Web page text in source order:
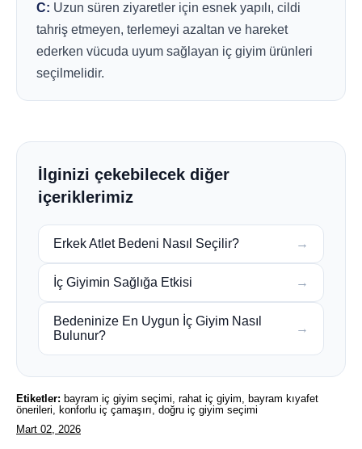
C: Uzun süren ziyaretler için esnek yapılı, cildi
tahriş etmeyen, terlemeyi azaltan ve hareket
ederken vücuda uyum sağlayan iç giyim ürünleri
seçilmelidir.
İlginizi çekebilecek diğer
içeriklerimiz
Erkek Atlet Bedeni Nasıl Seçilir? →
İç Giyimin Sağlığa Etkisi →
Bedeninize En Uygun İç Giyim Nasıl
Bulunur?
→
Etiketler: bayram iç giyim seçimi, rahat iç giyim, bayram kıyafet
önerileri, konforlu iç çamaşırı, doğru iç giyim seçimi
Mart 02, 2026